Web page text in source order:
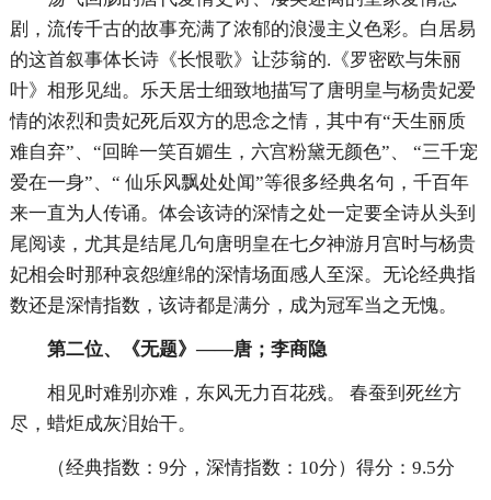
剧，流传千古的故事充满了浓郁的浪漫主义色彩。白居易
的这首叙事体长诗《长恨歌》让莎翁的.《罗密欧与朱丽
叶》相形见绌。乐天居士细致地描写了唐明皇与杨贵妃爱
情的浓烈和贵妃死后双方的思念之情，其中有“天生丽质
难自弃”、“回眸一笑百媚生，六宫粉黛无颜色”、 “三千宠
爱在一身”、“ 仙乐风飘处处闻”等很多经典名句，千百年
来一直为人传诵。体会该诗的深情之处一定要全诗从头到
尾阅读，尤其是结尾几句唐明皇在七夕神游月宫时与杨贵
妃相会时那种哀怨缠绵的深情场面感人至深。无论经典指
数还是深情指数，该诗都是满分，成为冠军当之无愧。
第二位、《无题》——唐；李商隐
相见时难别亦难，东风无力百花残。 春蚕到死丝方
尽，蜡炬成灰泪始干。
（经典指数：9分，深情指数：10分）得分：9.5分